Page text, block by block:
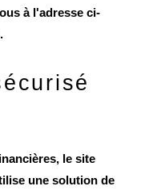
à l'adresse ci-
le site
une solution de